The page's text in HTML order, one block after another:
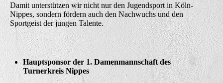
Damit unterstützen wir nicht nur den Jugendsport in Köln-
Nippes, sondern fördern auch den Nachwuchs und den
Sportgeist der jungen Talente.
Hauptsponsor der 1. Damenmannschaft des
Turnerkreis Nippes